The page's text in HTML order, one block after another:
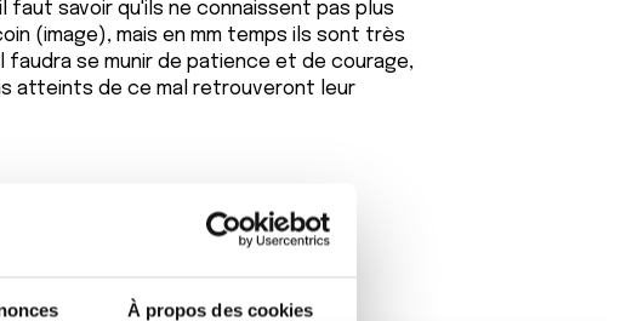
À propos des cookies
faut savoir qu'ils ne connaissent pas plus
(image), mais en mm temps ils sont très
faudra se munir de patience et de courage,
atteints de ce mal retrouveront leur